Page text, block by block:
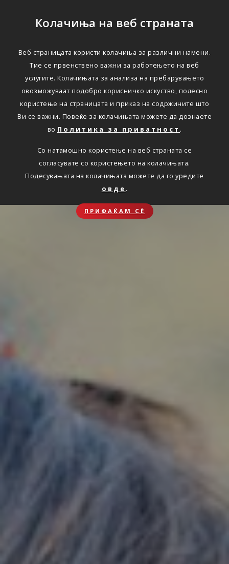
Колачиња на веб страната
Веб страницата користи колачиња за различни намени.
Тие се првенствено важни за работењето на веб
услугите. Колачињата за анализа на пребарувањето
овозможуваат подобро корисничко искуство, полесно
користење на страницата и приказ на содржините што
Ви се важни. Повеќе за колачињата можете да дознаете
во Политика за приватност .
Со натамошно користење на веб страната се
согласувате со користењето на колачињата.
Подесувањата на колачињата можете да го уредите
овде .
ПРИФАЌАМ СЀ